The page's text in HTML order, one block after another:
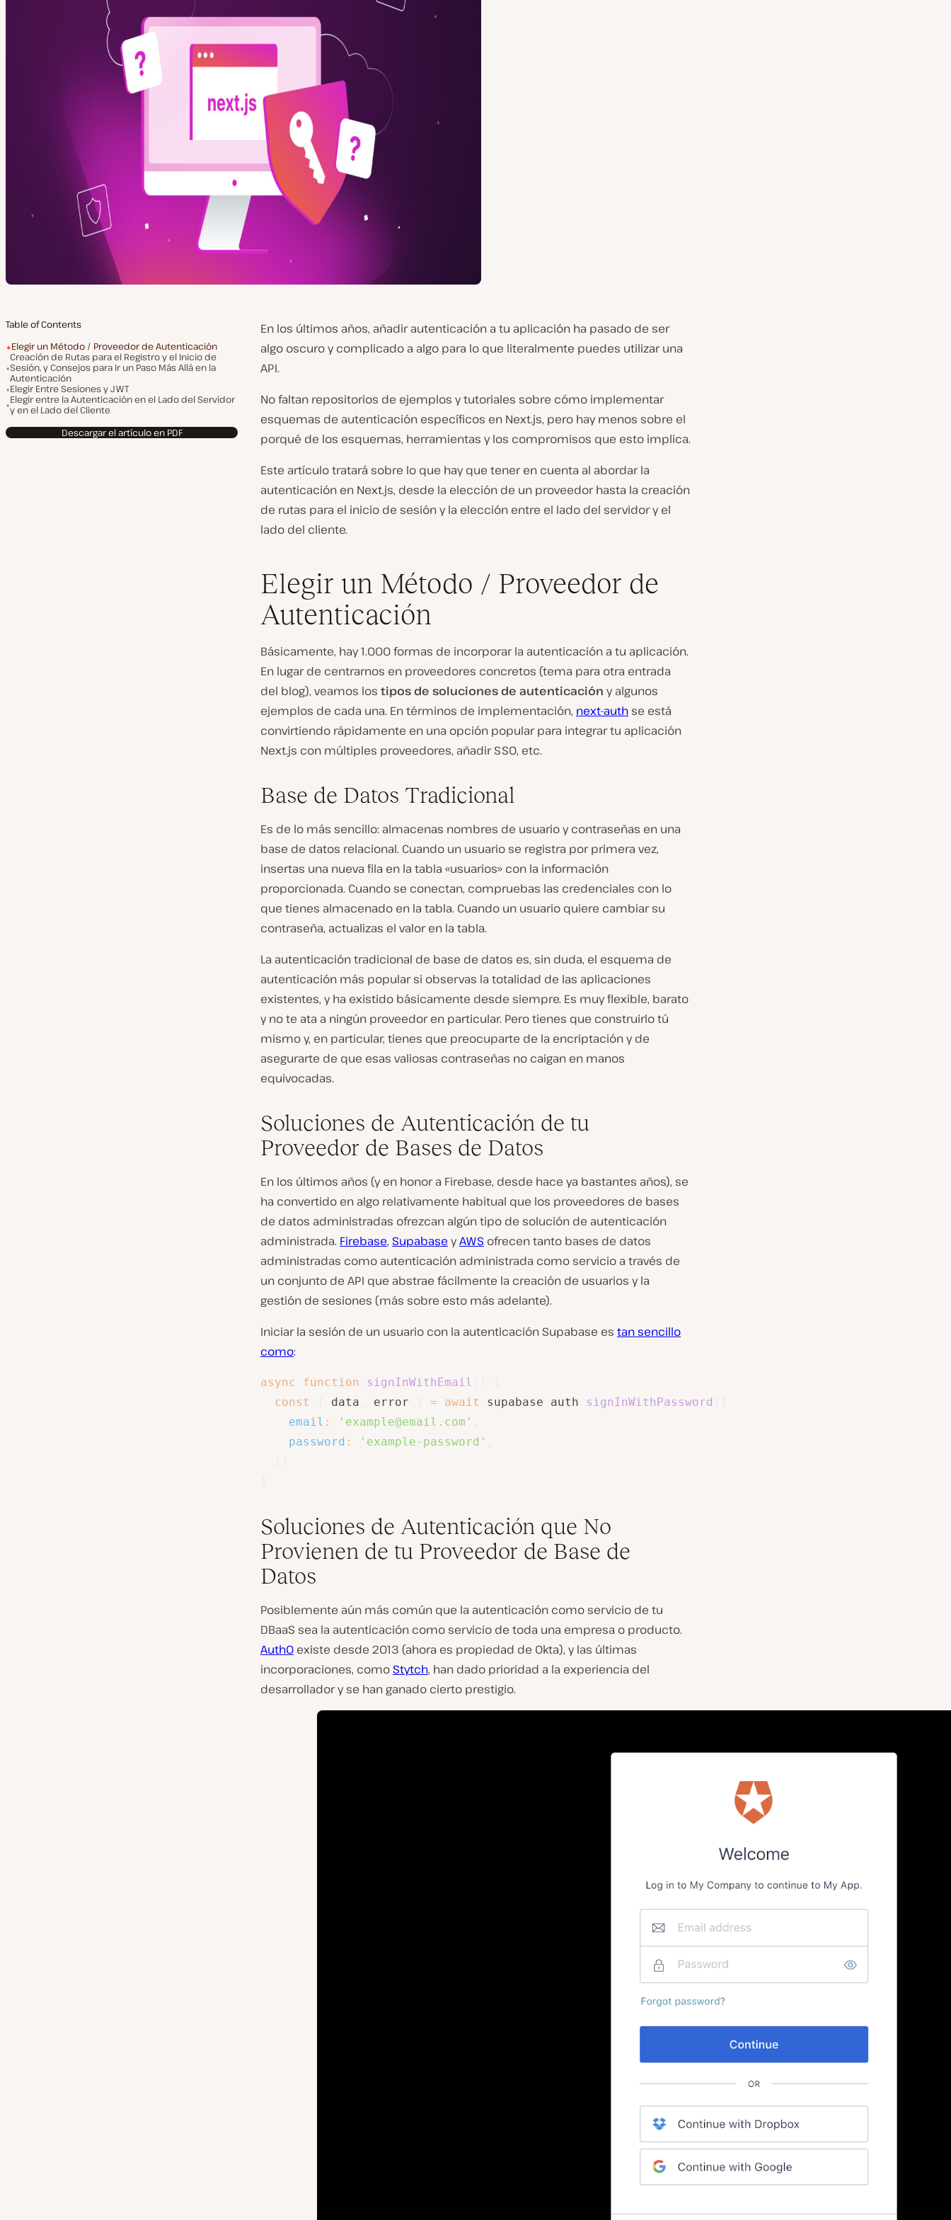
Table of Contents
Elegir un Método / Proveedor de Autenticación
Creación de Rutas para el Registro y el Inicio de
Sesión, y Consejos para Ir un Paso Más Allá en la
Autenticación
Elegir Entre Sesiones y JWT
Elegir entre la Autenticación en el Lado del Servidor
y en el Lado del Cliente
Descargar el artículo en PDF
En los últimos años, añadir autenticación a tu aplicación ha pasado de ser
algo oscuro y complicado a algo para lo que literalmente puedes utilizar una
API.
No faltan repositorios de ejemplos y tutoriales sobre cómo implementar
esquemas de autenticación específicos en Next.js, pero hay menos sobre el
porqué de los esquemas, herramientas y los compromisos que esto implica.
Este artículo tratará sobre lo que hay que tener en cuenta al abordar la
autenticación en Next.js, desde la elección de un proveedor hasta la creación
de rutas para el inicio de sesión y la elección entre el lado del servidor y el
lado del cliente.
Elegir un Método / Proveedor de
Autenticación
Básicamente, hay 1.000 formas de incorporar la autenticación a tu aplicación.
En lugar de centrarnos en proveedores concretos (tema para otra entrada
del blog), veamos los tipos de soluciones de autenticación y algunos
ejemplos de cada una. En términos de implementación, next-auth se está
convirtiendo rápidamente en una opción popular para integrar tu aplicación
Next.js con múltiples proveedores, añadir SSO, etc.
Base de Datos Tradicional
Es de lo más sencillo: almacenas nombres de usuario y contraseñas en una
base de datos relacional. Cuando un usuario se registra por primera vez,
insertas una nueva fila en la tabla «usuarios» con la información
proporcionada. Cuando se conectan, compruebas las credenciales con lo
que tienes almacenado en la tabla. Cuando un usuario quiere cambiar su
contraseña, actualizas el valor en la tabla.
La autenticación tradicional de base de datos es, sin duda, el esquema de
autenticación más popular si observas la totalidad de las aplicaciones
existentes, y ha existido básicamente desde siempre. Es muy flexible, barato
y no te ata a ningún proveedor en particular. Pero tienes que construirlo tú
mismo y, en particular, tienes que preocuparte de la encriptación y de
asegurarte de que esas valiosas contraseñas no caigan en manos
equivocadas.
Soluciones de Autenticación de tu
Proveedor de Bases de Datos
En los últimos años (y en honor a Firebase, desde hace ya bastantes años), se
ha convertido en algo relativamente habitual que los proveedores de bases
de datos administradas ofrezcan algún tipo de solución de autenticación
administrada. Firebase, Supabase yAWS ofrecen tanto bases de datos
administradas como autenticación administrada como servicio a través de
un conjunto de API que abstrae fácilmente la creación de usuarios y la
gestión de sesiones (más sobre esto más adelante).
Iniciar la sesión de un usuario con la autenticación Supabase es tan sencillo
como:
async function signInWithEmail
const
data error = await supabase auth signInWithPassword
email : 'example@email.com'
password : 'example-password'
Soluciones de Autenticación que No
Provienen de tu Proveedor de Base de
Datos
Posiblemente aún más común que la autenticación como servicio de tu
DBaaS sea la autenticación como servicio de toda una empresa o producto.
Auth0 existe desde 2013 (ahora es propiedad de Okta), y las últimas
incorporaciones, como Stytch, han dado prioridad a la experiencia del
desarrollador y se han ganado cierto prestigio.